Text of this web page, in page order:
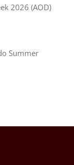
2026 (AOD)
Summer